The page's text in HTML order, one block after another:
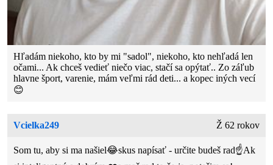
Hľadám niekoho, kto by mi "sadol", niekoho, kto nehľadá len
očami... Ak chceš vedieť niečo viac, stačí sa opýtať.. Zo záľub
hlavne šport, varenie, mám veľmi rád deti... a kopec iných vecí
😊
Vcielka249 Ž 62 rokov
Som tu, aby si ma našiel😂skus napísať - určite budeš rad☝️Ak